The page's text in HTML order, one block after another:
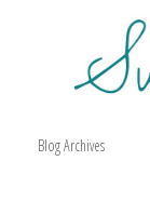
Blog Archives